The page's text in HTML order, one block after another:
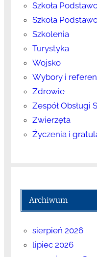
Szkoła
Szkoła
Szkolenia
Turystyka
Wojsko
Wybory i
Zdrowie
Zespół Obsługi
Zwierzęta
Życzenia i
Archiwum
sierpień 2026
lipiec 2026